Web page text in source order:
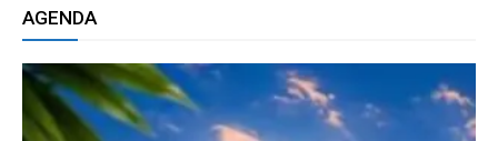
AGENDA